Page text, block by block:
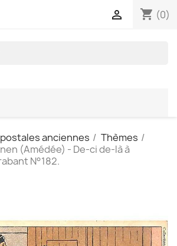
shopping_cart (0)

anciennes
Thèmes
(Amédée) - De-ci de-là à
N°182.